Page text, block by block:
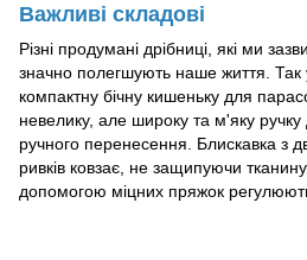
Важливі складові
Різні продумані дрібниці, які ми
значно полегшують наше життя. Так
компактну бічну кишеньку для
невелику, але широку та м'яку ручку
ручного перенесення. Блискавка з
ривків ковзає, не защипуючи
допомогою міцних пряжок